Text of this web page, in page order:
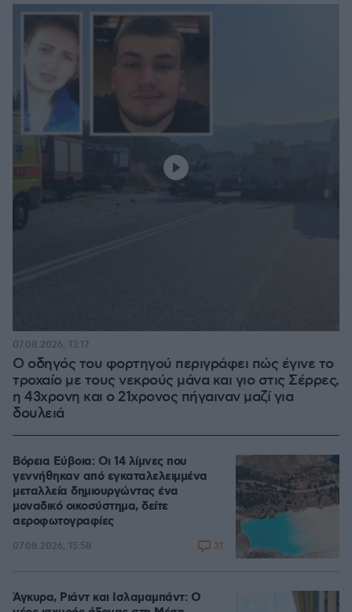
Ο οδηγός του φορτηγού περιγράφει πώς έγινε το
τροχαίο με τους νεκρούς μάνα και γιο στις Σέρρες,
η 43χρονη και ο 21χρονος πήγαιναν μαζί για
δουλειά
07.08.2026, 13:17
Βόρεια Εύβοια: Οι 14 λίμνες που
γεννήθηκαν από εγκαταλελειμμένα
μεταλλεία δημιουργώντας ένα
μοναδικό οικοσύστημα, δείτε
αεροφωτογραφίες
07.08.2026, 15:58 31
Άγκυρα, Ριάντ και Ισλαμαμπάντ: Ο